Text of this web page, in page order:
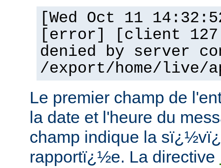
[Wed Oct 11
[error] [client
denied by server
/export/home/live/
Le premier champ de
la date et l'heure du
champ indique la
rapportï¿½e. La directive